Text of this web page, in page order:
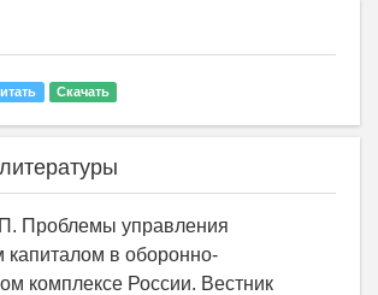
Скачать
Проблемы управления
капиталом в оборонно-
комплексе России. Вестник